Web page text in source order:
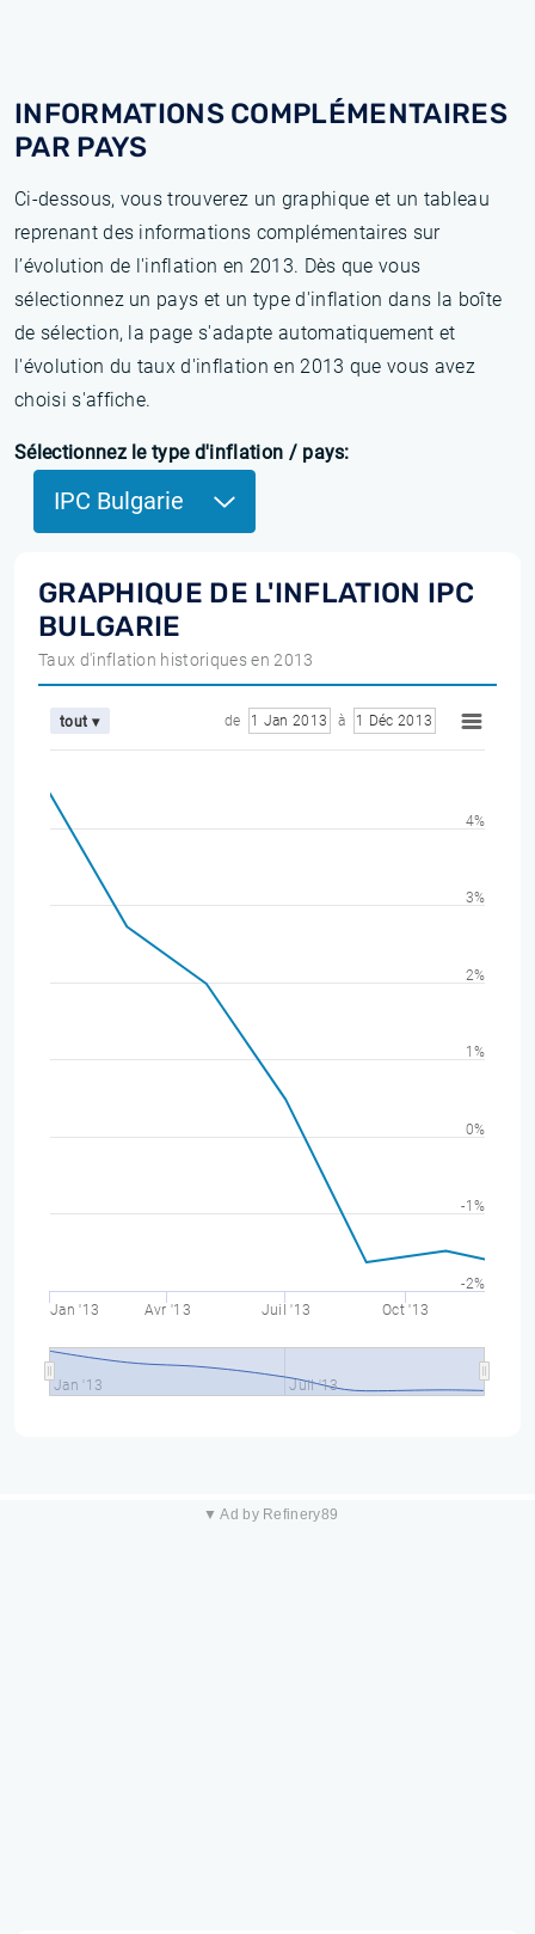
INFORMATIONS COMPLÉMENTAIRES
PAR PAYS
Ci-dessous, vous trouverez un graphique et un tableau
reprenant des informations complémentaires sur
l’évolution de l'inflation en 2013. Dès que vous
sélectionnez un pays et un type d'inflation dans la boîte
de sélection, la page s'adapte automatiquement et
l'évolution du taux d'inflation en 2013 que vous avez
choisi s'affiche.
Sélectionnez le type d'inflation / pays:
IPC Bulgarie
GRAPHIQUE DE L'INFLATION IPC
BULGARIE
Taux d'inflation historiques en 2013
tout ▾ de 1 Jan 2013 à 1 Déc 2013
Jan '13 Avr '13 Juil '13 Oct '13
Jan '13 Juil '13
-2%
-1%
0%
1%
2%
3%
4%
▼ Ad by Refinery89